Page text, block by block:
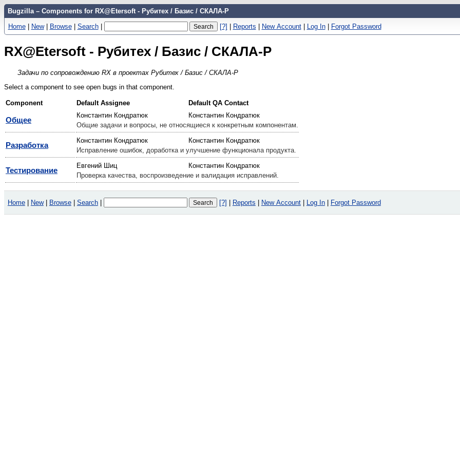
Bugzilla – Components for RX@Etersoft - Рубитех / Базис / СКАЛА-Р
Home | New | Browse | Search | [?] | Reports | New Account | Log In | Forgot Password
RX@Etersoft - Рубитех / Базис / СКАЛА-Р
Задачи по сопровождению RX в проектах Рубитех / Базис / СКАЛА-Р
Select a component to see open bugs in that component.
Component Default Assignee Default QA Contact
Общее
Константин Кондратюк
Константин Кондратюк
Общие задачи и вопросы, не относящиеся к конкретным компонентам.
Разработка
Константин Кондратюк
Константин Кондратюк
Исправление ошибок, доработка и улучшение функционала продукта.
Тестирование
Евгений Шиц
Константин Кондратюк
Проверка качества, воспроизведение и валидация исправлений.
Home New Browse Search [?] Reports New Account Log In Forgot Password